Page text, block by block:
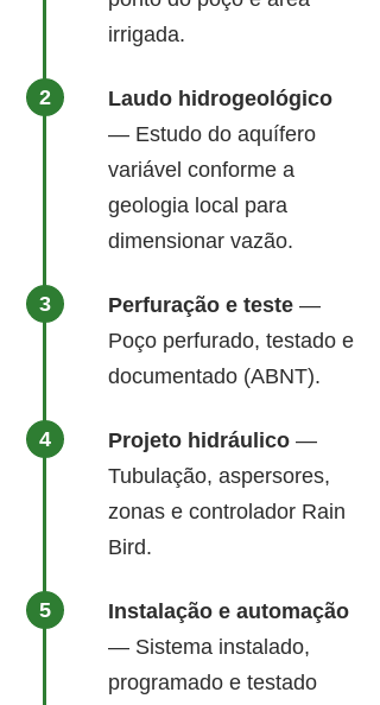
irrigada.
Laudo hidrogeológico
— Estudo do aquífero
variável conforme a
geologia local para
dimensionar vazão.
Perfuração e teste —
Poço perfurado, testado e
documentado (ABNT).
Projeto hidráulico —
Tubulação, aspersores,
zonas e controlador Rain
Bird.
Instalação e automação
— Sistema instalado,
programado e testado